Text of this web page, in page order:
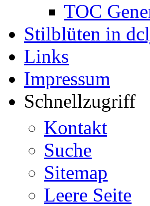
TOC
Stilblüten in
Links
Impressum
Schnellzugriff
Kontakt
Suche
Sitemap
Leere Seite